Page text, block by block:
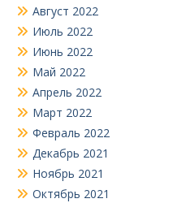
Август 2022
Июль 2022
Июнь 2022
Май 2022
Апрель 2022
Март 2022
Февраль 2022
Декабрь 2021
Ноябрь 2021
Октябрь 2021